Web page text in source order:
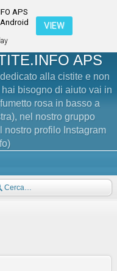
APS
VIEW
APS
dedicato alla cistite e non
bisogno di aiuto vai in
rosa in basso a
nel nostro gruppo
nostro profilo Instagram